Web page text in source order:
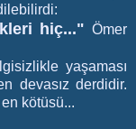
hiç..." Ömer
yaşaması
devasız derdidir.
kötüsü...